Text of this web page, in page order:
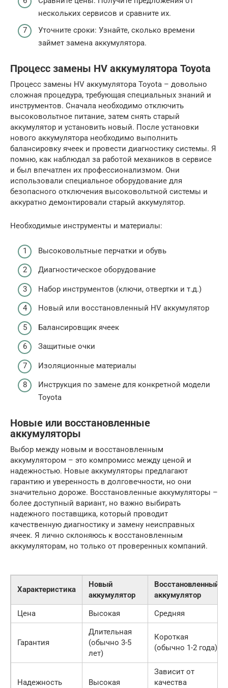
нескольких сервисов и сравните их.
Уточните сроки: Узнайте, сколько времени
займет замена аккумулятора.
Процесс замены HV аккумулятора Toyota
Процесс замены HV аккумулятора Toyota – довольно
сложная процедура, требующая специальных знаний и
инструментов. Сначала необходимо отключить
высоковольтное питание, затем снять старый
аккумулятор и установить новый. После установки
нового аккумулятора необходимо выполнить
балансировку ячеек и провести диагностику системы. Я
помню, как наблюдал за работой механиков в сервисе
и был впечатлен их профессионализмом. Они
использовали специальное оборудование для
безопасного отключения высоковольтной системы и
аккуратно демонтировали старый аккумулятор.
Необходимые инструменты и материалы:
Высоковольтные перчатки и обувь
Диагностическое оборудование
Набор инструментов (ключи, отвертки и т.д.)
Новый или восстановленный HV аккумулятор
Балансировщик ячеек
Защитные очки
Изоляционные материалы
Инструкция по замене для конкретной модели
Toyota
Новые или восстановленные
аккумуляторы
Выбор между новым и восстановленным
аккумулятором – это компромисс между ценой и
надежностью. Новые аккумуляторы предлагают
гарантию и уверенность в долговечности, но они
значительно дороже. Восстановленные аккумуляторы –
более доступный вариант, но важно выбирать
надежного поставщика, который проводит
качественную диагностику и замену неисправных
ячеек. Я лично склоняюсь к восстановленным
аккумуляторам, но только от проверенных компаний.
Характеристика
Новый
аккумулятор
Восстановленный
аккумулятор
Цена
Высокая Средняя
Гарантия
Длительная
(обычно 3-5
лет)
Короткая
(обычно 1-2 года)
Надежность Высокая
Зависит от
качества